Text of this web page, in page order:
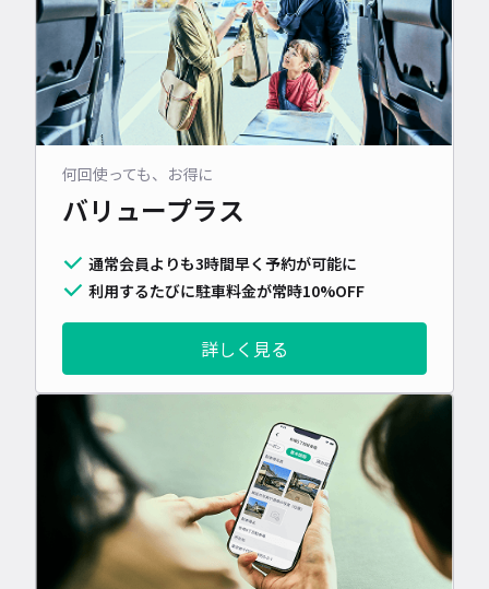
何回使っても、お得に
バリュープラス
通常会員よりも3時間早く予約が可能に
利用するたびに駐車料金が常時10%OFF
詳しく見る